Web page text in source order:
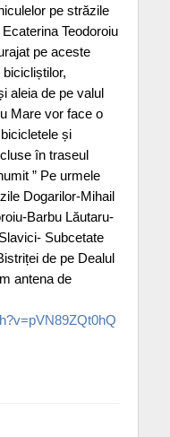
pe străzile
Teodoroiu
pe aceste
aleia de pe valul
Mare vor face o
și
în traseul
” Pe urmele
Dogarilor-Mihail
Barbu Lăutaru-
Subcetate
de pe Dealul
antena de